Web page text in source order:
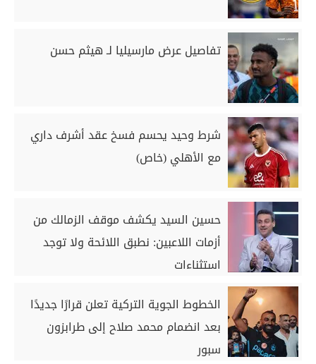
تفاصيل عرض مارسيليا لـ هيثم حسن
شرط وحيد يحسم فسخ عقد أشرف داري
مع الأهلي (خاص)
حسين السيد يكشف موقف الزمالك من
أزمات اللاعبين: نطبق اللائحة ولا توجد
استثناءات
الخطوط الجوية التركية تعلن قرارًا جديدًا
بعد انضمام محمد صلاح إلى طرابزون
سبور